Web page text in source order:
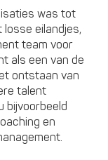
was tot
losse eilandjes,
team voor
als een van de
ontstaan van
talent
bijvoorbeeld
en